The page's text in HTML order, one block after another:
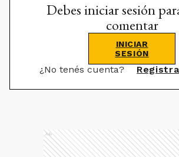
Debes iniciar sesión
comentar
INICIAR
SESIÓN
¿No tenés cuenta?
Ads